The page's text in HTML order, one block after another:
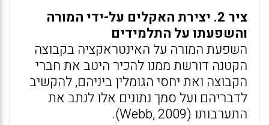
ציר 2. יצירת האקלים על-ידי המורה
והשפעתו על התלמידים
השפעת המורה על האינטראקציה בקבוצה
הקטנה דורשת ממנו להכיר היטב את חברי
הקבוצה ואת יחסי הגומלין ביניהם, להקשיב
לדבריהם ועל סמך נתונים אלו לנתב את
התערבותו (Webb, 2009).